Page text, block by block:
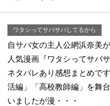
ワタシってサバサバしてるから
自サバ女の主人公網浜奈美
人気漫画『ワタシってサバ
ネタバレあり感想まとめで
活編」「高校教師編」を舞
いましたが漫・・・